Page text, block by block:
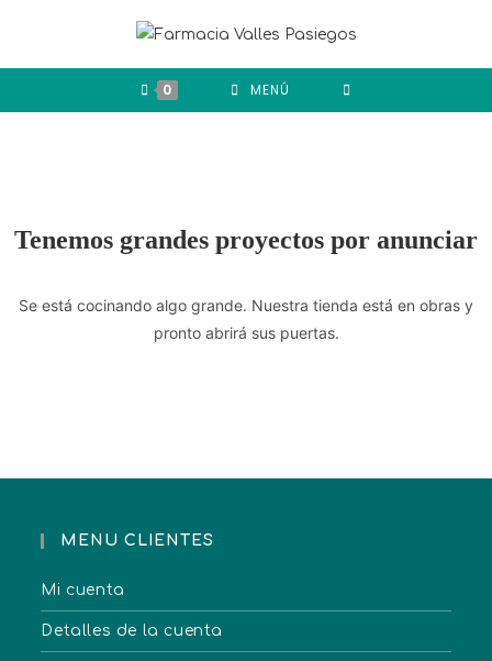
0 MENÚ
Tenemos grandes proyectos por anunciar
Se está cocinando algo grande. Nuestra tienda está en obras y
pronto abrirá sus puertas.
MENU CLIENTES
Mi cuenta
Detalles de la cuenta